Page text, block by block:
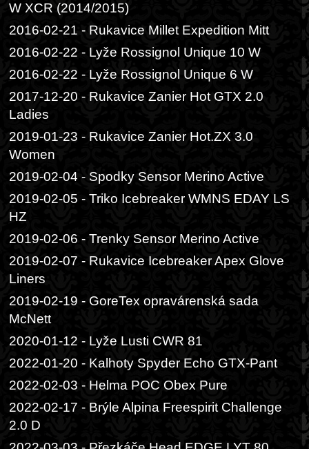
W XCR (2014/2015)
2016-02-21 - Rukavice Millet Expedition Mitt
2016-02-22 - Lyže Rossignol Unique 10 W
2016-02-22 - Lyže Rossignol Unique 6 W
2017-12-20 - Rukavice Zanier Hot GTX 2.0
Ladies
2019-01-23 - Rukavice Zanier Hot.ZX 3.0
Women
2019-02-04 - Spodky Sensor Merino Active
2019-02-05 - Triko Icebreaker WMNS EDAY LS
HZ
2019-02-06 - Trenky Sensor Merino Active
2019-02-07 - Rukavice Icebreaker Apex Glove
Liners
2019-02-19 - GoreTex opravárenská sada
McNett
2020-01-12 - Lyže Lusti CWR 81
2022-01-20 - Kalhoty Spyder Echo GTX-Pant
2022-02-03 - Helma POC Obex Pure
2022-02-17 - Brýle Alpina Freespirit Challenge
2.0 D